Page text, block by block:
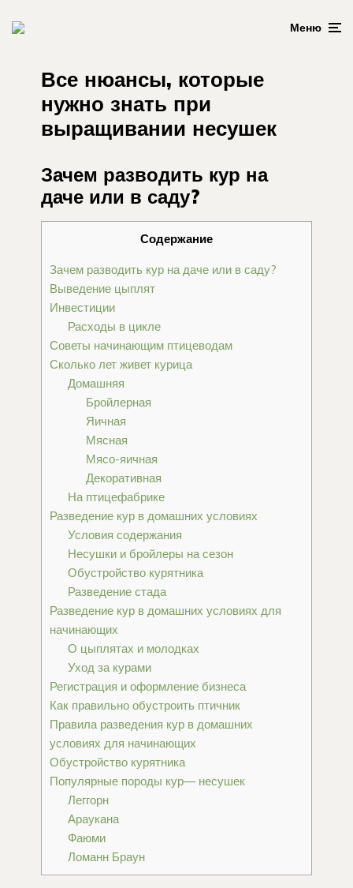
Меню
Все нюансы, которые
нужно знать при
выращивании несушек
Зачем разводить кур на
даче или в саду?
Содержание
Зачем разводить кур на даче или в саду?
Выведение цыплят
Инвестиции
Расходы в цикле
Советы начинающим птицеводам
Сколько лет живет курица
Домашняя
Бройлерная
Яичная
Мясная
Мясо-яичная
Декоративная
На птицефабрике
Разведение кур в домашних условиях
Условия содержания
Несушки и бройлеры на сезон
Обустройство курятника
Разведение стада
Разведение кур в домашних условиях для
начинающих
О цыплятах и молодках
Уход за курами
Регистрация и оформление бизнеса
Как правильно обустроить птичник
Правила разведения кур в домашних
условиях для начинающих
Обустройство курятника
Популярные породы кур— несушек
Леггорн
Араукана
Фаюми
Ломанн Браун